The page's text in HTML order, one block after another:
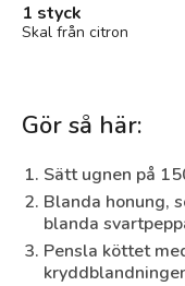
1 styck
Skal från citron
Gör så här:
Sätt ugnen på
Blanda honung,
blanda
Pensla köttet